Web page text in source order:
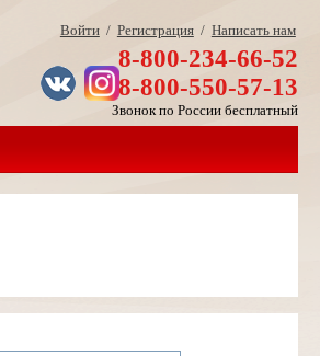
Войти/ Регистрация/ Написать нам
8-800-234-66-52
8-800-550-57-13
Звонок по России бесплатный